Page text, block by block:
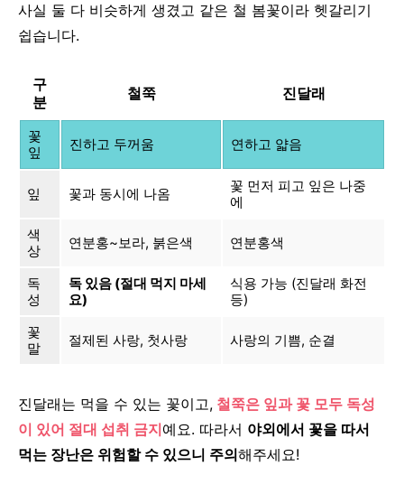
사실 둘 다 비슷하게 생겼고 같은 철 봄꽃이라 헷갈리기
쉽습니다.
구
분
철쭉 진달래
꽃
잎
진하고 두꺼움 연하고 얇음
잎 꽃과 동시에 나옴
꽃 먼저 피고 잎은 나중
에
색
상
연분홍~보라, 붉은색 연분홍색
독
성
독 있음 (절대 먹지 마세
요)
식용 가능 (진달래 화전
등)
꽃
말
절제된 사랑, 첫사랑 사랑의 기쁨, 순결
진달래는 먹을 수 있는 꽃이고, 철쭉은 잎과 꽃 모두 독성
이 있어 절대 섭취 금지예요. 따라서 야외에서 꽃을 따서
먹는 장난은 위험할 수 있으니 주의해주세요!